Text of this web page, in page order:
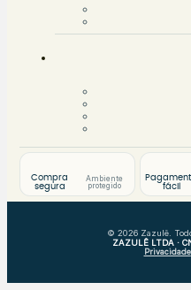
Compra
segura
Ambiente
protegido
fácil
© 2026 Zazulê.
ZAZULÊ LTDA ·
Privacidade